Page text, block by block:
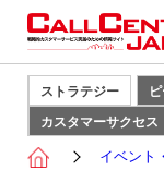
ストラテジー
カスタマーサクセス
イベント